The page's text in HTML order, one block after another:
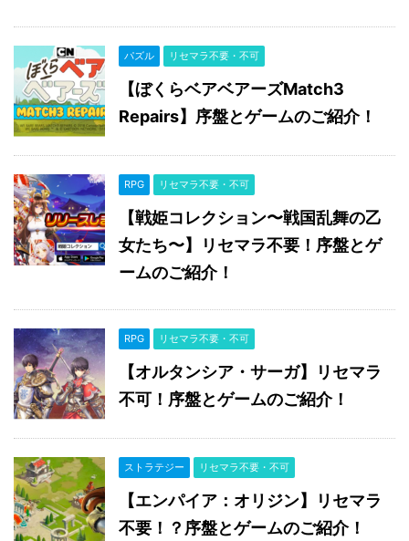
パズル リセマラ不要・不可
【ぼくらベアベアーズMatch3
Repairs】序盤とゲームのご紹介！
RPG リセマラ不要・不可
【戦姫コレクション〜戦国乱舞の乙
女たち〜】リセマラ不要！序盤とゲ
ームのご紹介！
RPG リセマラ不要・不可
【オルタンシア・サーガ】リセマラ
不可！序盤とゲームのご紹介！
ストラテジー リセマラ不要・不可
【エンパイア：オリジン】リセマラ
不要！？序盤とゲームのご紹介！